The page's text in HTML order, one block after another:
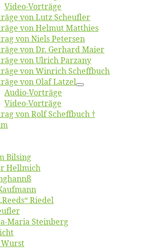
Vi­deo-Vor­trä­ge
von Lutz Scheufler
von Hel­mut Matthies
von Niels Petersen
von Dr. Ger­hard Maier
von Ul­rich Parzany
von Win­rich Scheffbuch
von Olaf Latzel
Au­dio-Vor­trä­ge
Vi­deo-Vor­trä­ge
von Rolf Scheffbuch †
Bilsing
Hellmich
Riedel
Ma­ria Steinberg